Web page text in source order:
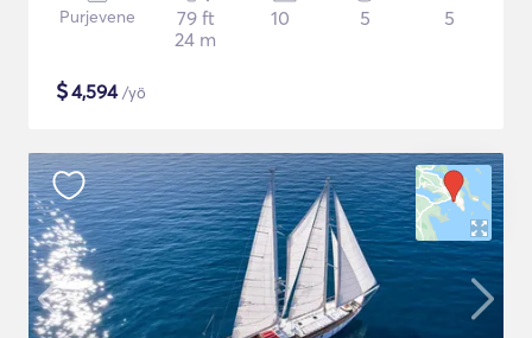
Purjevene
79 ft
24 m
10 5 5
$4,594/yö